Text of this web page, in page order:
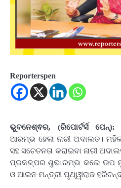
Reporterspen
ଭୁବନେଶ୍ଵର, (ରିପୋର୍ଟର୍ସ ପେନ୍‌):
ଆରମ୍ଭ ହେଲା ନାରୀ ଅଦାଲତ।
ସହ ସଚେତନତା କରାଇବା ନାରୀ
ପ୍ରକଳ୍ପର ଶୁଭାରମ୍ଭ କଲେ ଉପ
ଓ ଆଇନ ମନ୍ତ୍ରୀ ପୃଥ୍ୱୀରାଜ